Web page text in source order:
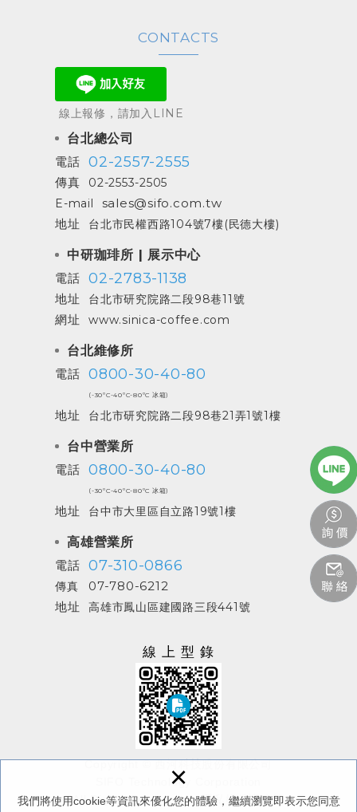
我們將使用cookie等資訊來優化您的體驗，繼續瀏覽即表示您同意
×
CONTACTS
線上報修，請加入LINE
台北總公司
電話 02-2557-2555
傳真
02-2553-2505
E-mail
sales@sifo.com.tw
地址
台北市民權西路104號7樓(民德大樓)
中研珈琲所 | 展示中心
電話 02-2783-1138
地址 台北市研究院路二段98巷11號
網址 www.sinica-coffee.com
台北維修所
電話 0800-30-40-80
(-30ºC-40ºC-80ºC 冰箱)
地址 台北市研究院路二段98巷21弄1號1樓
台中營業所
電話 0800-30-40-80
(-30ºC-40ºC-80ºC 冰箱)
地址 台中市大里區自立路19號1樓
高雄營業所
電話 07-310-0866
傳真
07-780-6212
地址
高雄市鳳山區建國路三段441號
線上型錄
Copyright © 西河科技股份有限公司
SIFO Technology Corporation
All Rights Reserved./隱私權保護政策